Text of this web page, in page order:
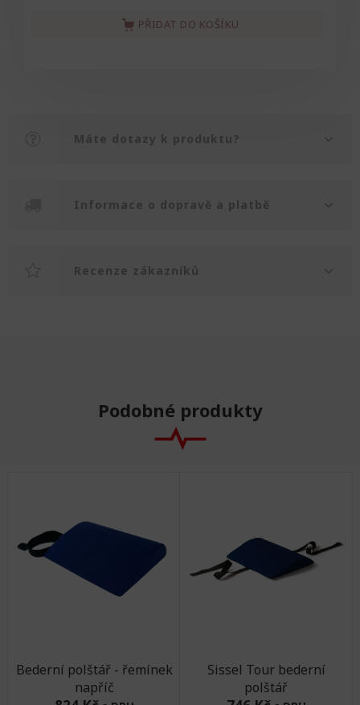
PŘIDAT DO KOŠÍKU
Máte dotazy k produktu?
Informace o dopravě a platbě
Recenze zákazníků
Podobné produkty
Bederní polštář - řemínek
napříč
Sissel Tour bederní
polštář